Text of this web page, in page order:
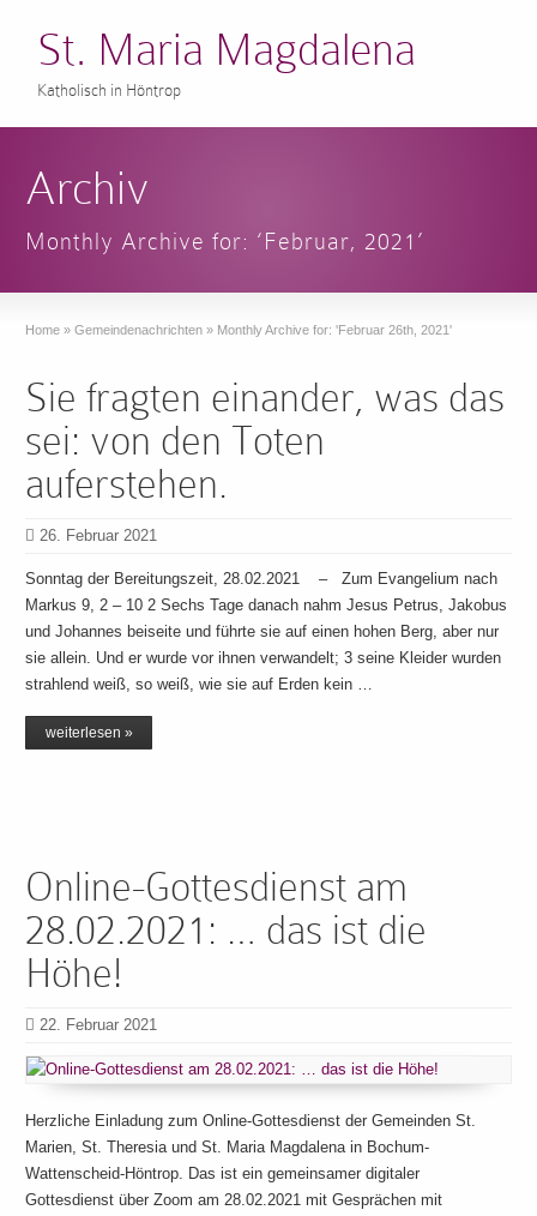
St. Maria Magdalena
Katholisch in Höntrop
Archiv
Monthly Archive for: ‘Februar, 2021’
Home » Gemeindenachrichten » Monthly Archive for: 'Februar 26th, 2021'
Sie fragten einander, was das
sei: von den Toten
auferstehen.
26. Februar 2021
Sonntag der Bereitungszeit, 28.02.2021 – Zum Evangelium nach
Markus 9, 2 – 10 2 Sechs Tage danach nahm Jesus Petrus, Jakobus
und Johannes beiseite und führte sie auf einen hohen Berg, aber nur
sie allein. Und er wurde vor ihnen verwandelt; 3 seine Kleider wurden
strahlend weiß, so weiß, wie sie auf Erden kein …
weiterlesen »
Online-Gottesdienst am
28.02.2021: … das ist die
Höhe!
22. Februar 2021
Herzliche Einladung zum Online-Gottesdienst der Gemeinden St.
Marien, St. Theresia und St. Maria Magdalena in Bochum-
Wattenscheid-Höntrop. Das ist ein gemeinsamer digitaler
Gottesdienst über Zoom am 28.02.2021 mit Gesprächen mit